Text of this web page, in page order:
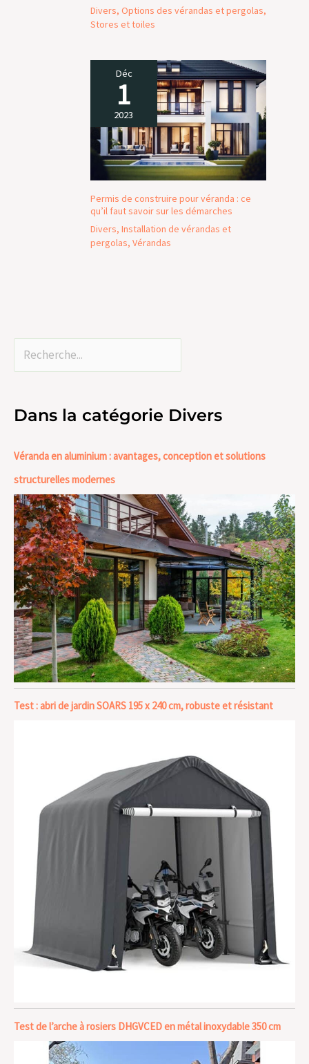
Divers, Options des vérandas et pergolas,
Stores et toiles
Déc
1
2023
Permis de construire pour véranda : ce
qu’il faut savoir sur les démarches
Divers, Installation de vérandas et
pergolas, Vérandas
Dans la catégorie Divers
Véranda en aluminium : avantages, conception et solutions
structurelles modernes
Test : abri de jardin SOARS 195 x 240 cm, robuste et résistant
Test de l’arche à rosiers DHGVCED en métal inoxydable 350 cm